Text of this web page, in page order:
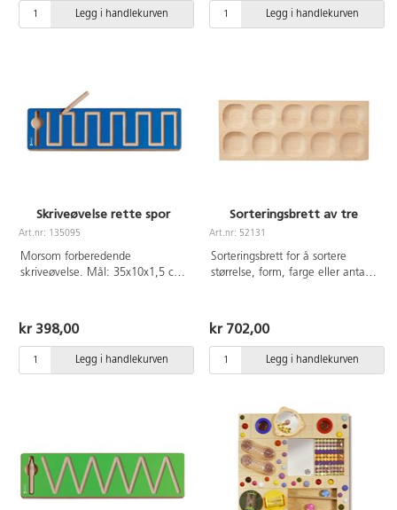
slik at de kan trykkes i sand,
maling eller leire. Det er hull i
sekskant – 12 hull Oransje
femkant – 5 hull Grønn trekant –
6 hull Rød sekskant – 6 hull Gul
firkant – 4 hull Blått hjerte – 3
Legg i handlekurven Legg i handlekurven
Skriveøvelse rette spor
Art.nr: 135095
Morsom forberedende
skriveøvelse. Mål: 35x10x1,5 cm.
kr 398,00
Legg i handlekurven
Sorteringsbrett av tre
Art.nr: 52131
Sorteringsbrett for å sortere
størrelse, form, farge eller antall.
kr 702,00
Legg i handlekurven